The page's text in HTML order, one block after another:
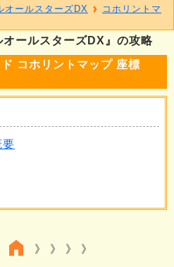
オールスターズDX』の攻略
コホリントマップ 座標
要
》 》 》
オールスターズDX
コホリントマ